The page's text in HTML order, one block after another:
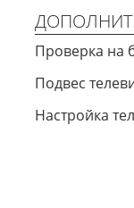
Проверка на
Подвес
Настройка